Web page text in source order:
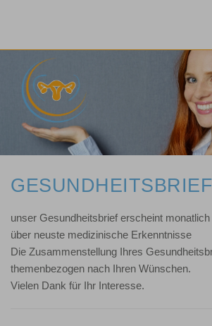
GESUNDHEITSBRIEF
unser Gesundheitsbrief erscheint
über neuste medizinische Erkenntnisse
Die Zusammenstellung Ihres
themenbezogen nach Ihren Wünschen.
Vielen Dank für Ihr Interesse.